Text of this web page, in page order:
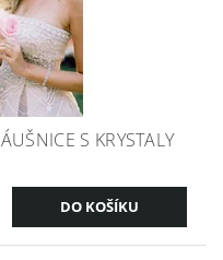
S KRYSTALY